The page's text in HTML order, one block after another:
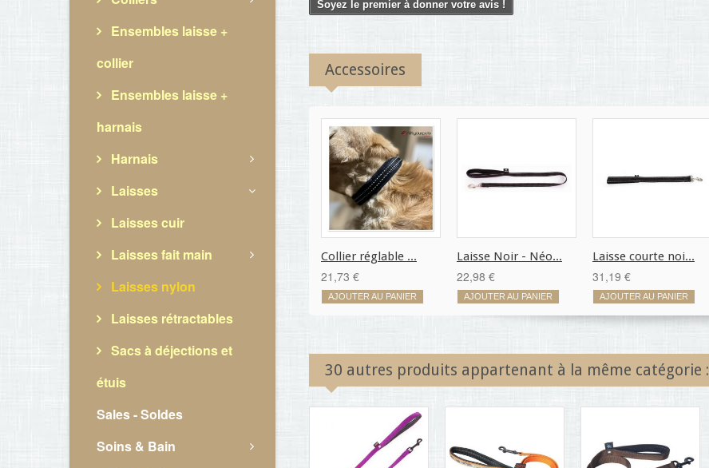
Ensembles laisse +
collier
Ensembles laisse +
harnais
Harnais
Laisses
Laisses cuir
Laisses fait main
Laisses nylon
Laisses rétractables
Sacs à déjections et
étuis
Sales - Soldes
Soins & Bain
Soyez le premier à donner votre avis !
Accessoires
Collier réglable ...
21,73 €
AJOUTER AU PANIER
Laisse Noir - Néo...
22,98 €
AJOUTER AU PANIER
Laisse courte noi...
31,19 €
AJOUTER AU PANIER
30 autres produits appartenant à la même catégorie :